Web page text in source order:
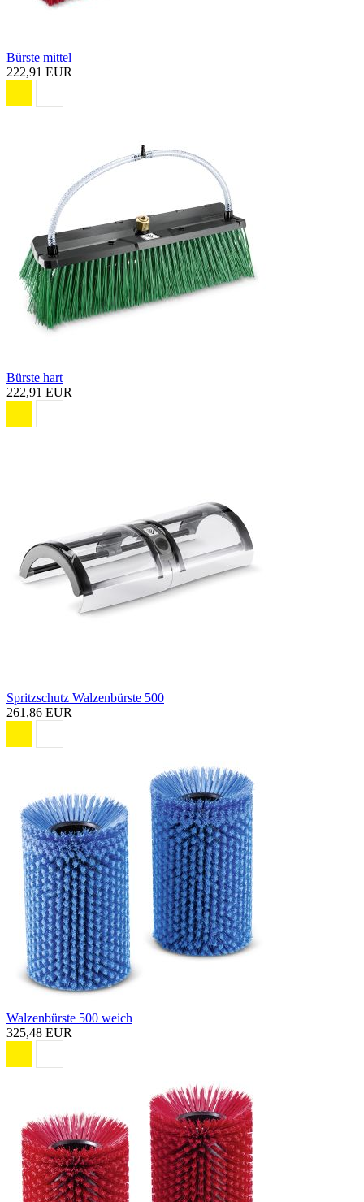
Bürste mittel
222,91 EUR
Bürste hart
222,91 EUR
Spritzschutz Walzenbürste 500
261,86 EUR
Walzenbürste 500 weich
325,48 EUR